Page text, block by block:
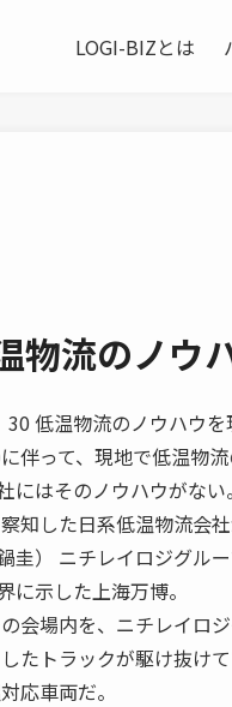
LOGI-BIZとは
流のノウ
低温物流のノウハウ
伴って、現地で低温物流
にはそのノウハウがない。
知した日系低温物流会
イロジグループ
に示した上海万博。
会場内を、ニチレイロ
たトラックが駆け抜けて
応車両だ。